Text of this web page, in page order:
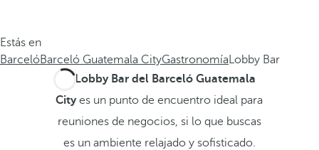
Estás en
BarcelóBarceló Guatemala CityGastronomíaLobby Bar
ElLobby Bar del Barceló Guatemala
Cityes un punto de encuentro ideal para
reuniones de negocios, si lo que buscas
es un ambiente relajado y sofisticado.